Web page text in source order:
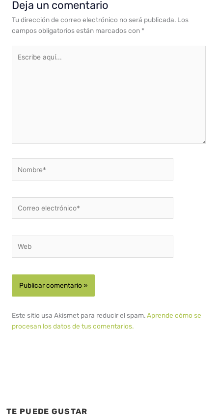
Deja un comentario
Tu dirección de correo electrónico no será publicada. Los
campos obligatorios están marcados con *
aquí...
electrónico*
Este sitio usa Akismet para reducir el spam.Aprende cómo se
procesan los datos de tus comentarios.
TE PUEDE GUSTAR